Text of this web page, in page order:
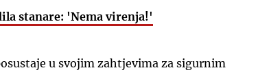
stanare: 'Nema virenja!'
u svojim zahtjevima za sigurnim